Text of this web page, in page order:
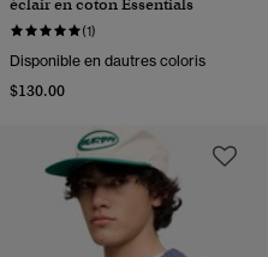
(1)
Disponible en dautres coloris
$130.00